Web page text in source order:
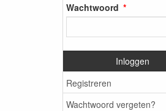
Wachtwoord
Inloggen
Registreren
Wachtwoord vergeten?